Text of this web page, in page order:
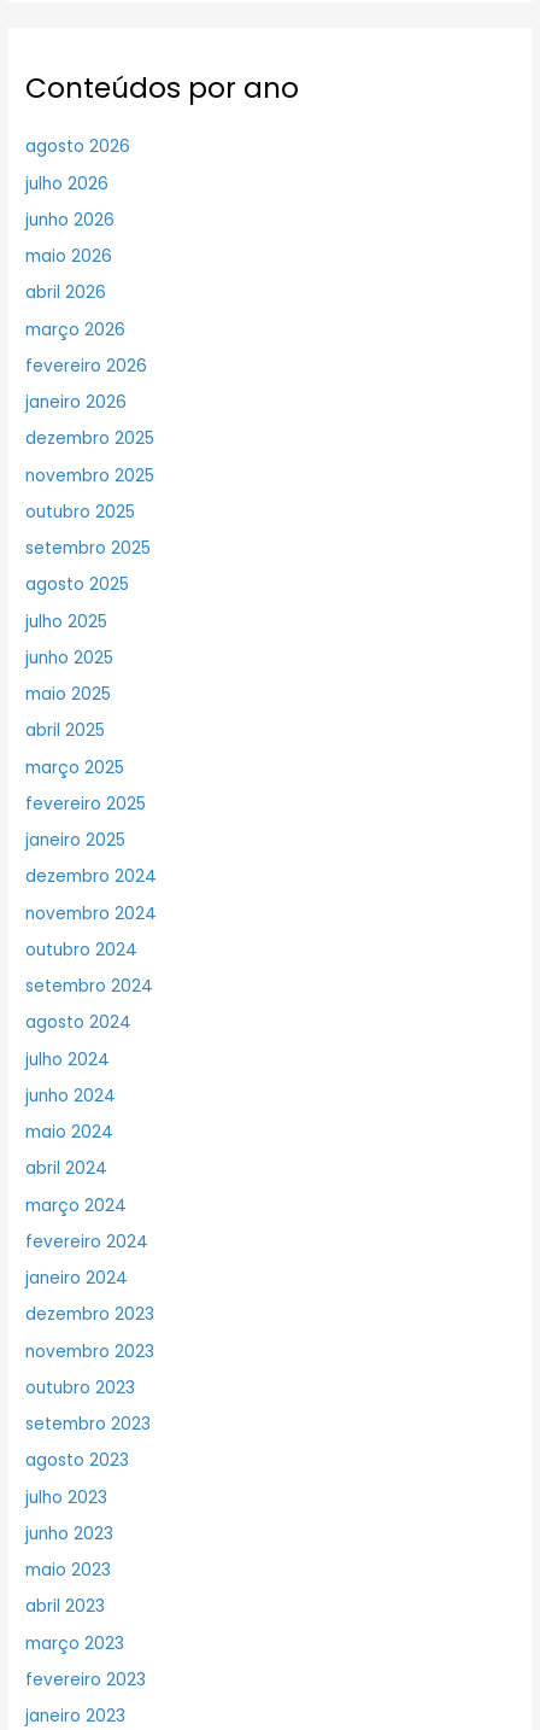
Conteúdos por ano
agosto 2026
julho 2026
junho 2026
maio 2026
abril 2026
março 2026
fevereiro 2026
janeiro 2026
dezembro 2025
novembro 2025
outubro 2025
setembro 2025
agosto 2025
julho 2025
junho 2025
maio 2025
abril 2025
março 2025
fevereiro 2025
janeiro 2025
dezembro 2024
novembro 2024
outubro 2024
setembro 2024
agosto 2024
julho 2024
junho 2024
maio 2024
abril 2024
março 2024
fevereiro 2024
janeiro 2024
dezembro 2023
novembro 2023
outubro 2023
setembro 2023
agosto 2023
julho 2023
junho 2023
maio 2023
abril 2023
março 2023
fevereiro 2023
janeiro 2023